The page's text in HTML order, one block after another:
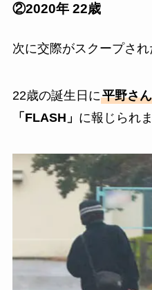
②2020年 22歳
次に交際がスクープされ
22歳の誕生日に平野さ
「FLASH」 に報じられま